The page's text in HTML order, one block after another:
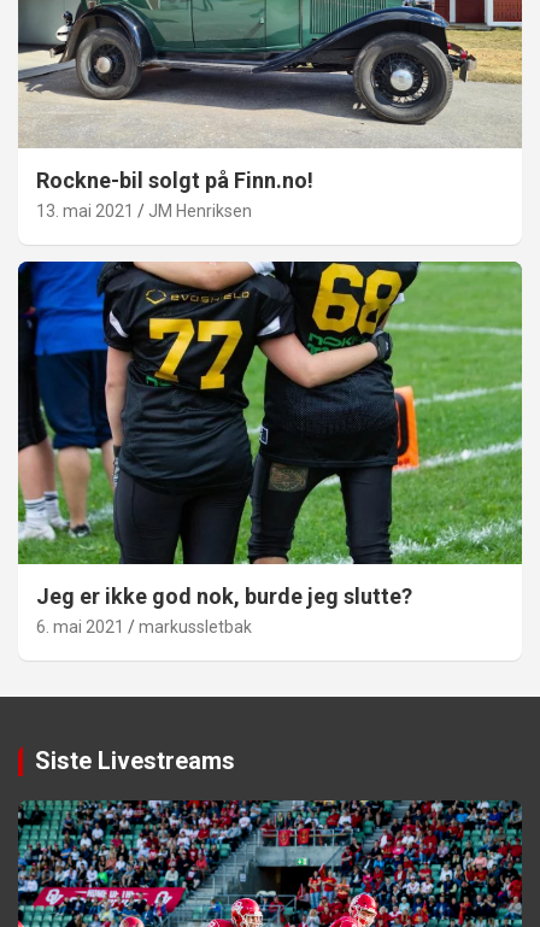
Rockne-bil solgt på Finn.no!
13. mai 2021 JM Henriksen
Jeg er ikke god nok, burde jeg slutte?
6. mai 2021 markussletbak
Siste Livestreams